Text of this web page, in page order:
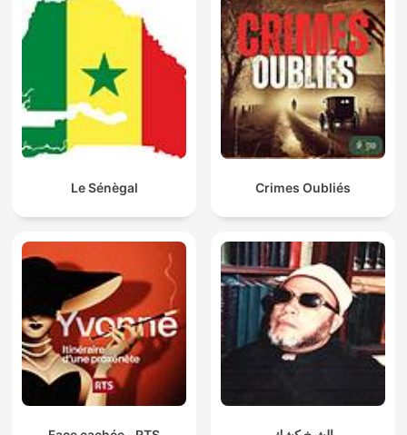
Le Sénègal Crimes Oubliés